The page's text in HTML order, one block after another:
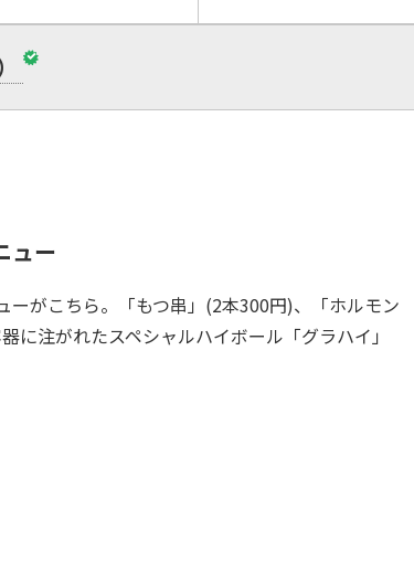
ュー
ーがこちら。「もつ串」(2本300円)、「ホルモン
に注がれたスペシャルハイボール「グラハイ」